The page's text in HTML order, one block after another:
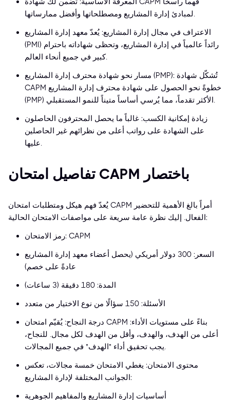
لمبادئ إدارة المشاريع ومصطلحاتها وأفضل ممارساتها.
الاعتراف في مجال إدارة المشاريع: يُعدّ معهد إدارة المشاريع
(PMI) رائداً عالمياً في إدارة المشاريع، وتحظى شهاداته باحترام
كبير في جميع أنحاء العالم.
مسار نحو شهادة محترف إدارة المشاريع (PMP): تُشكّل شهادة
CAPM خطوةً نحو الحصول على شهادة محترف إدارة المشاريع
(PMP) الأكثر تقدماً، مما يُرسي أساساً متيناً للنمو المستقبلي.
زيادة إمكانية الكسب: غالباً ما يحصل المحترفون الحاصلون
على الشهادة على رواتب أعلى من نظرائهم غير الحاصلين
عليها.
تفاصيل امتحان CAPM باختصار
يُعدّ فهم هيكل ومتطلبات امتحان CAPM أمراً بالغ الأهمية للتحضير
الفعال. إليك نظرة عامة سريعة على مواصفات الامتحان الحالية:
رمز الامتحان: CAPM
السعر: 300 دولار أمريكي (يحصل أعضاء معهد إدارة المشاريع
عادةً على خصم)
المدة: 180 دقيقة (3 ساعات)
الأسئلة: 150 سؤالًا من نوع الاختيار من متعدد
درجة النجاح: يُقيّم امتحان CAPM بناءً على مستويات الأداء:
أعلى من الهدف، والهدف، وأقل من الهدف لكل مجال. للنجاح،
يجب تحقيق أداء "الهدف" في جميع المجالات.
محتوى الامتحان: يغطي الامتحان خمسة مجالات، تعكس
الجوانب المختلفة لإدارة المشاريع:
أساسيات إدارة المشاريع والمفاهيم الجوهرية